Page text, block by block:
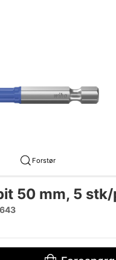
Forstør
50 mm, 5